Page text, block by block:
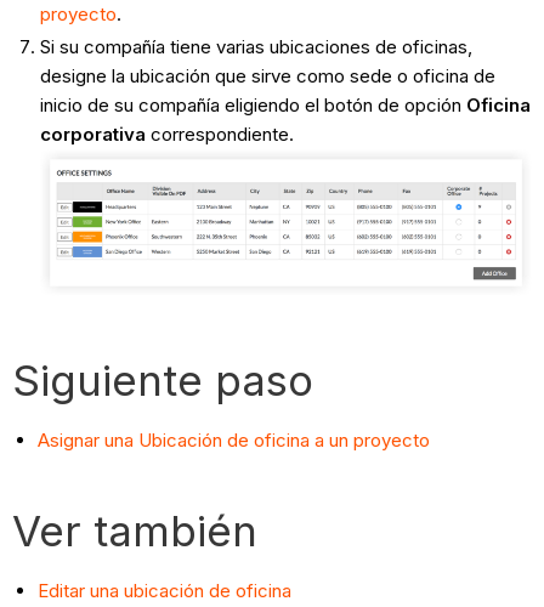
proyecto.
Si su compañía tiene varias ubicaciones de oficinas,
designe la ubicación que sirve como sede o oficina de
inicio de su compañía eligiendo el botón de opción Oficina
corporativa correspondiente.
Siguiente paso
Asignar una Ubicación de oficina a un proyecto
Ver también
Editar una ubicación de oficina